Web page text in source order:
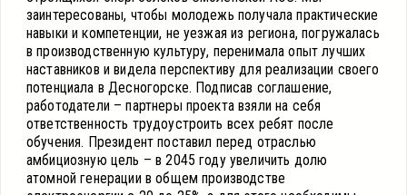
заинтересованы, чтобы молодежь получала практические
навыки и компетенции, не уезжая из региона, погружалась
в производственную культуру, перенимала опыт лучших
наставников и видела перспективу для реализации своего
потенциала в Десногорске. Подписав соглашение,
работодатели – партнеры проекта взяли на себя
ответственность трудоустроить всех ребят после
обучения. Президент поставил перед отраслью
амбициозную цель – в 2045 году увеличить долю
атомной генерации в общем производстве